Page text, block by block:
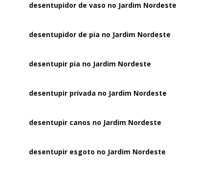
desentupidor de vaso no Jardim Nordeste
desentupidor de pia no Jardim Nordeste
desentupir pia no Jardim Nordeste
desentupir privada no Jardim Nordeste
desentupir canos no Jardim Nordeste
desentupir esgoto no Jardim Nordeste